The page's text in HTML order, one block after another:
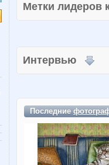
Метки
Интервью
Последние